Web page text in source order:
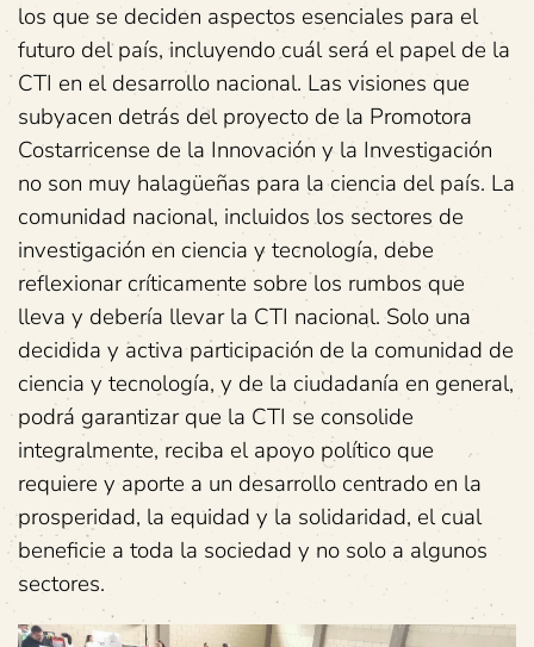
los que se deciden aspectos esenciales para el
futuro del país, incluyendo cuál será el papel de la
CTI en el desarrollo nacional. Las visiones que
subyacen detrás del proyecto de la Promotora
Costarricense de la Innovación y la Investigación
no son muy halagüeñas para la ciencia del país. La
comunidad nacional, incluidos los sectores de
investigación en ciencia y tecnología, debe
reflexionar críticamente sobre los rumbos que
lleva y debería llevar la CTI nacional. Solo una
decidida y activa participación de la comunidad de
ciencia y tecnología, y de la ciudadanía en general,
podrá garantizar que la CTI se consolide
integralmente, reciba el apoyo político que
requiere y aporte a un desarrollo centrado en la
prosperidad, la equidad y la solidaridad, el cual
beneficie a toda la sociedad y no solo a algunos
sectores.